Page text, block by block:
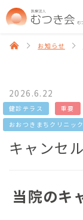
お知らせ
2026.6.22
健診テラス 重要
おおつきまちクリニック
キャンセ
当院のキ